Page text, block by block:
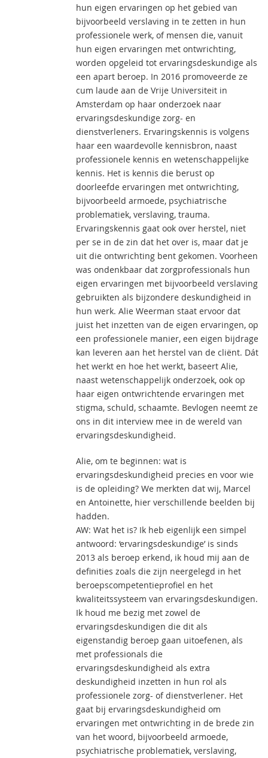
hun eigen ervaringen op het gebied van
bijvoorbeeld verslaving in te zetten in hun
professionele werk, of mensen die, vanuit
hun eigen ervaringen met ontwrichting,
worden opgeleid tot ervaringsdeskundige als
een apart beroep. In 2016 promoveerde ze
cum laude aan de Vrije Universiteit in
Amsterdam op haar onderzoek naar
ervaringsdeskundige zorg- en
dienstverleners. Ervaringskennis is volgens
haar een waardevolle kennisbron, naast
professionele kennis en wetenschappelijke
kennis. Het is kennis die berust op
doorleefde ervaringen met ontwrichting,
bijvoorbeeld armoede, psychiatrische
problematiek, verslaving, trauma.
Ervaringskennis gaat ook over herstel, niet
per se in de zin dat het over is, maar dat je
uit die ontwrichting bent gekomen. Voorheen
was ondenkbaar dat zorgprofessionals hun
eigen ervaringen met bijvoorbeeld verslaving
gebruikten als bijzondere deskundigheid in
hun werk. Alie Weerman staat ervoor dat
juist het inzetten van de eigen ervaringen, op
een professionele manier, een eigen bijdrage
kan leveren aan het herstel van de cliënt. Dát
het werkt en hoe het werkt, baseert Alie,
naast wetenschappelijk onderzoek, ook op
haar eigen ontwrichtende ervaringen met
stigma, schuld, schaamte. Bevlogen neemt ze
ons in dit interview mee in de wereld van
ervaringsdeskundigheid.
Alie, om te beginnen: wat is
ervaringsdeskundigheid precies en voor wie
is de opleiding? We merkten dat wij, Marcel
en Antoinette, hier verschillende beelden bij
hadden.
AW: Wat het is? Ik heb eigenlijk een simpel
antwoord: ‘ervaringsdeskundige’ is sinds
2013 als beroep erkend, ik houd mij aan de
definities zoals die zijn neergelegd in het
beroepscompetentieprofiel en het
kwaliteitssysteem van ervaringsdeskundigen.
Ik houd me bezig met zowel de
ervaringsdeskundigen die dit als
eigenstandig beroep gaan uitoefenen, als
met professionals die
ervaringsdeskundigheid als extra
deskundigheid inzetten in hun rol als
professionele zorg- of dienstverlener. Het
gaat bij ervaringsdeskundigheid om
ervaringen met ontwrichting in de brede zin
van het woord, bijvoorbeeld armoede,
psychiatrische problematiek, verslaving,